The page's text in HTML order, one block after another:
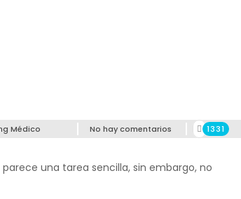
Médico No hay comentarios 1331
una tarea sencilla, sin embargo, no